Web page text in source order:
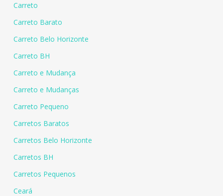
Carreto
Carreto Barato
Carreto Belo Horizonte
Carreto BH
Carreto e Mudança
Carreto e Mudanças
Carreto Pequeno
Carretos Baratos
Carretos Belo Horizonte
Carretos BH
Carretos Pequenos
Ceará